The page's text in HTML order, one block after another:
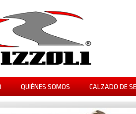
QUIÉNES SOMOS CALZADO DE